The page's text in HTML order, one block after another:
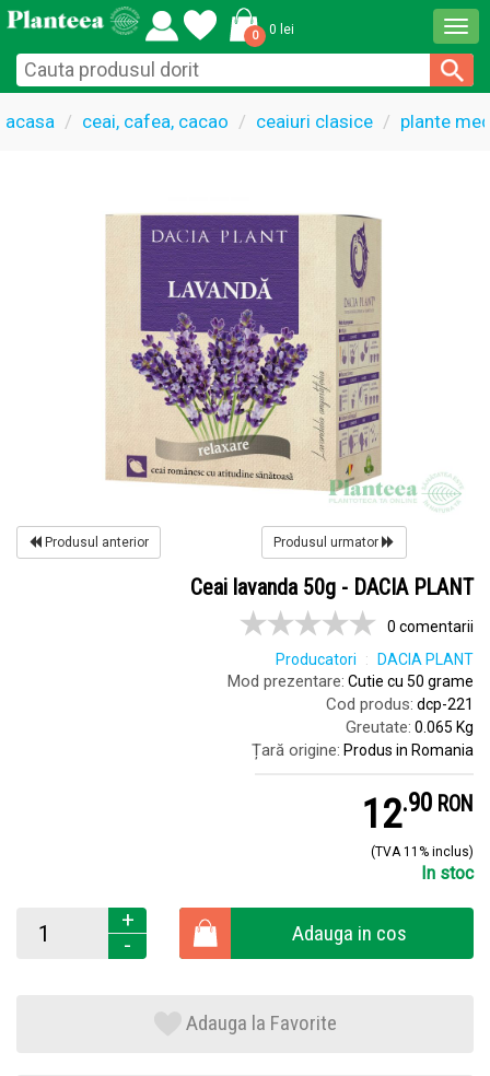
0 0 lei
acasa ceai, cafea, cacao ceaiuri clasice plante
Produsul anterior Produsul urmator
Ceai lavanda 50g - DACIA PLANT
0 comentarii
Producatori
DACIA PLANT
Mod prezentare: Cutie cu 50 grame
Cod produs: dcp-221
Greutate: 0.065 Kg
Țară origine: Produs in Romania
12.9 RON
(TVA 11% inclus)
In stoc
+
-
Adauga in cos
Adauga la Favorite